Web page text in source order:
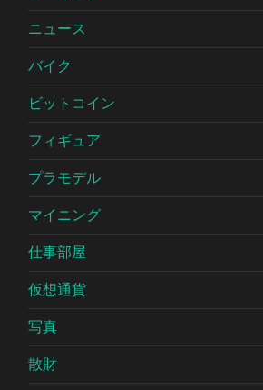
ニュース
バイク
ビットコイン
フィギュア
プラモデル
マイニング
仕事部屋
仮想通貨
写真
散財